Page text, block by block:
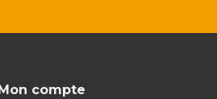
Mon compte